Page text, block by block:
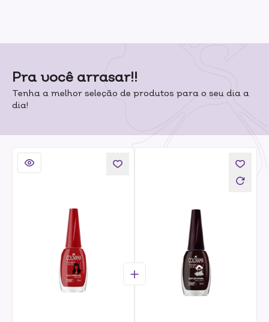
Pra você arrasar!!
Tenha a melhor seleção de produtos para o seu dia a
dia!